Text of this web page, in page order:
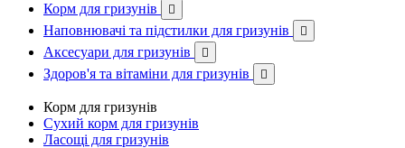
Корм для гризунів

Наповнювачі та підстилки для гризунів 
Аксесуари для гризунів 
Здоров'я та вітаміни для гризунів 
Корм для гризунів
Сухий корм для гризунів
Ласощі для гризунів